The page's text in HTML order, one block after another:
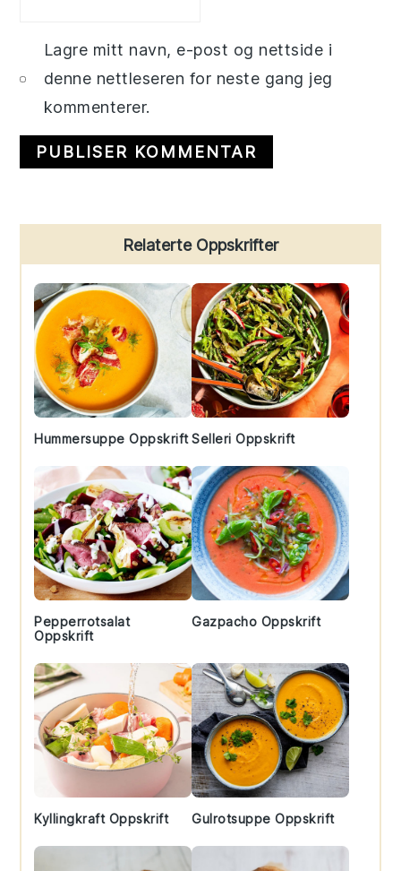
Lagre mitt navn, e-post og nettside i
denne nettleseren for neste gang jeg
kommenterer.
Sidebar
Relaterte Oppskrifter
Hummersuppe OppskriftSelleri Oppskrift
Pepperrotsalat
Oppskrift
Gazpacho Oppskrift
Kyllingkraft Oppskrift Gulrotsuppe Oppskrift